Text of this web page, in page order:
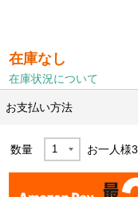
在庫なし
在庫状況について
お支払い方法
数量 お一人様3